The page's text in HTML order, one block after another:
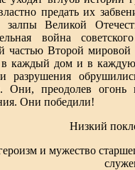
предать их
залпы Великой
война
частью Второй
в каждый дом и в
и разрушения
Они, преодолев огонь
Они победили!
Низкий
и мужество